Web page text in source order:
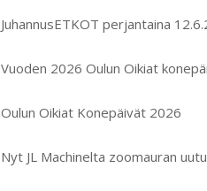
JuhannusETKOT perjantaina
Vuoden 2026 Oulun Oikiat
Oulun Oikiat Konepäivät 2026
Nyt JL Machinelta zoomauran